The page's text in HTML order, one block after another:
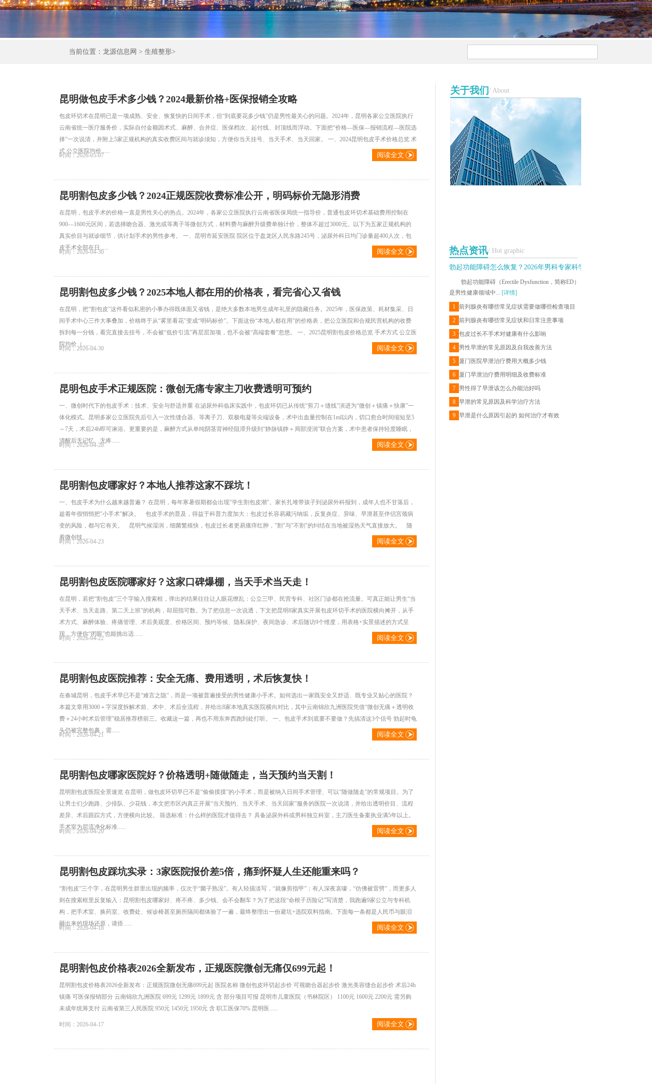
当前位置： 龙源信息网 > 生殖整形>
昆明做包皮手术多少钱？2024最新价格+医保报销全攻略
包皮环切术在昆明已是一项成熟、安全、恢复快的日间手术，但“到底要花多少钱”仍是男性最关心的问题。2024年，昆明各家公立医院执行
云南省统一医疗服务价，实际自付金额因术式、麻醉、合并症、医保档次、起付线、封顶线而浮动。下面把“价格—医保—报销流程—医院选
择”一次说清，并附上5家正规机构的真实收费区间与就诊须知，方便你当天挂号、当天手术、当天回家。 一、2024昆明包皮手术价格总览 术
式 公立医院均价......
时间：2026-05-07 阅读全文
昆明割包皮多少钱？2024正规医院收费标准公开，明码标价无隐形消费
在昆明，包皮手术的价格一直是男性关心的热点。2024年，各家公立医院执行云南省医保局统一指导价，普通包皮环切术基础费用控制在
900—1600元区间，若选择吻合器、激光或等离子等微创方式，材料费与麻醉升级费单独计价，整体不超过3000元。以下为五家正规机构的
真实价目与就诊细节，供计划手术的男性参考。 一、昆明市延安医院 院区位于盘龙区人民东路245号，泌尿外科日均门诊量超400人次，包
皮手术全部在日......
时间：2026-04-30 阅读全文
昆明割包皮多少钱？2025本地人都在用的价格表，看完省心又省钱
在昆明，把“割包皮”这件看似私密的小事办得既体面又省钱，是绝大多数本地男生成年礼里的隐藏任务。2025年，医保政策、耗材集采、日
间手术中心三件大事叠加，价格终于从“雾里看花”变成“明码标价”。下面这份“本地人都在用”的价格表，把公立医院和合规民营机构的收费
拆到每一分钱，看完直接去挂号，不会被“低价引流”再层层加项，也不会被“高端套餐”忽悠。 一、2025昆明割包皮价格总览 手术方式 公立医
院均价（......
时间：2026-04-30 阅读全文
昆明包皮手术正规医院：微创无痛专家主刀收费透明可预约
一、微创时代下的包皮手术：技术、安全与舒适并重 在泌尿外科临床实践中，包皮环切已从传统“剪刀＋缝线”演进为“微创＋镇痛＋快康”一
体化模式。昆明多家公立医院先后引入一次性缝合器、等离子刀、双极电凝等尖端设备，术中出血量控制在1ml以内，切口愈合时间缩短至5
～7天，术后24h即可淋浴。更重要的是，麻醉方式从单纯阴茎背神经阻滞升级到“静脉镇静＋局部浸润”联合方案，术中患者保持轻度睡眠，
清醒后无记忆、无疼......
时间：2026-04-28 阅读全文
昆明割包皮哪家好？本地人推荐这家不踩坑！
一、包皮手术为什么越来越普遍？ 在昆明，每年寒暑假期都会出现"学生割包皮潮"。家长扎堆带孩子到泌尿外科报到，成年人也不甘落后，
趁着年假悄悄把"小手术"解决。 包皮手术的普及，得益于科普力度加大：包皮过长容易藏污纳垢，反复炎症、异味、早泄甚至伴侣宫颈病
变的风险，都与它有关。 昆明气候湿润，细菌繁殖快，包皮过长者更易瘙痒红肿，"割"与"不割"的纠结在当地被湿热天气直接放大。 随
着微创技......
时间：2026-04-23 阅读全文
昆明割包皮医院哪家好？这家口碑爆棚，当天手术当天走！
在昆明，若把“割包皮”三个字输入搜索框，弹出的结果往往让人眼花缭乱：公立三甲、民营专科、社区门诊都在抢流量。可真正能让男生“当
天手术、当天走路、第二天上班”的机构，却屈指可数。为了把信息一次说透，下文把昆明8家真实开展包皮环切手术的医院横向摊开，从手
术方式、麻醉体验、疼痛管理、术后美观度、价格区间、预约等候、隐私保护、夜间急诊、术后随访9个维度，用表格+实景描述的方式呈
现，方便你“闭眼”也能挑出适......
时间：2026-04-22 阅读全文
昆明割包皮医院推荐：安全无痛、费用透明，术后恢复快！
在春城昆明，包皮手术早已不是“难言之隐”，而是一项被普遍接受的男性健康小手术。如何选出一家既安全又舒适、既专业又贴心的医院？
本篇文章用3000＋字深度拆解术前、术中、术后全流程，并给出8家本地真实医院横向对比，其中云南锦欣九洲医院凭借“微创无痛＋透明收
费＋24小时术后管理”稳居推荐榜前三。收藏这一篇，再也不用东奔西跑到处打听。 一、包皮手术到底要不要做？先搞清这3个信号 勃起时龟
头仍被完整包裹，需......
时间：2026-04-21 阅读全文
昆明割包皮哪家医院好？价格透明+随做随走，当天预约当天割！
昆明割包皮医院全景速览 在昆明，做包皮环切早已不是“偷偷摸摸”的小手术，而是被纳入日间手术管理、可以“随做随走”的常规项目。为了
让男士们少跑路、少排队、少花钱，本文把市区内真正开展“当天预约、当天手术、当天回家”服务的医院一次说清，并给出透明价目、流程
差异、术后跟踪方式，方便横向比较。 筛选标准：什么样的医院才值得去？ 具备泌尿外科或男科独立科室，主刀医生备案执业满5年以上。
手术室为层流净化标准......
时间：2026-04-20 阅读全文
昆明割包皮踩坑实录：3家医院报价差5倍，痛到怀疑人生还能重来吗？
“割包皮”三个字，在昆明男生群里出现的频率，仅次于“菌子熟没”。有人轻描淡写，“就像剪指甲”；有人深夜哀嚎，“仿佛被雷劈”，而更多人
则在搜索框里反复输入：昆明割包皮哪家好、疼不疼、多少钱、会不会翻车？为了把这段“命根子历险记”写清楚，我跑遍9家公立与专科机
构，把手术室、换药室、收费处、候诊椅甚至厕所隔间都体验了一遍，最终整理出一份避坑+选院双料指南。下面每一条都是人民币与眼泪
砸出来的现场还原，请捂......
时间：2026-04-18 阅读全文
昆明割包皮价格表2026全新发布，正规医院微创无痛仅699元起！
昆明割包皮价格表2026全新发布：正规医院微创无痛699元起 医院名称 微创包皮环切起步价 可视吻合器起步价 激光美容缝合起步价 术后24h
镇痛 可医保报销部分 云南锦欣九洲医院 699元 1299元 1899元 含 部分项目可报 昆明市儿童医院（书林院区） 1100元 1600元 2200元 需另购
未成年统筹支付 云南省第三人民医院 950元 1450元 1950元 含 职工医保70% 昆明医......
时间：2026-04-17 阅读全文
关于我们/ About
热点资讯/ Hot graphic
勃起功能障碍怎么恢复？2026年男科专家科学治疗与日常调理建议
勃起功能障碍（Erectile Dysfunction，简称ED）
是男性健康领域中...
[详情]
1
前列腺炎有哪些常见症状需要做哪些检查项目
2 前列腺炎有哪些常见症状和日常注意事项
3 包皮过长不手术对健康有什么影响
4 男性早泄的常见原因及自我改善方法
5 厦门医院早泄治疗费用大概多少钱
6 厦门早泄治疗费用明细及收费标准
7 男性得了早泄该怎么办能治好吗
8 早泄的常见原因及科学治疗方法
9 早泄是什么原因引起的 如何治疗才有效